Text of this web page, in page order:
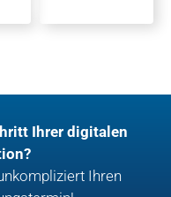
Ihrer digitalen
Ihren